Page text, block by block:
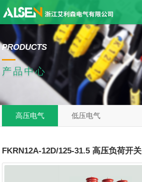
PRODUCTS
产品中心
高压电气 低压电气
FKRN12A-12D/125-31.5 高压负荷开关